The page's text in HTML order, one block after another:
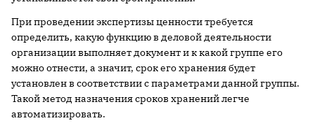
При проведении экспертизы ценности требуется
определить, какую функцию в деловой деятельности
организации выполняет документ и к какой группе его
можно отнести, а значит, срок его хранения будет
установлен в соответствии с параметрами данной группы.
Такой метод назначения сроков хранений легче
автоматизировать.